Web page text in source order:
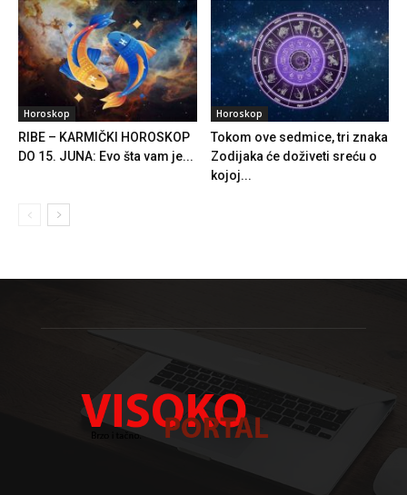
Horoskop
RIBE – KARMIČKI HOROSKOP
DO 15. JUNA: Evo šta vam je...
Horoskop
Tokom ove sedmice, tri znaka
Zodijaka će doživeti sreću o
kojoj...